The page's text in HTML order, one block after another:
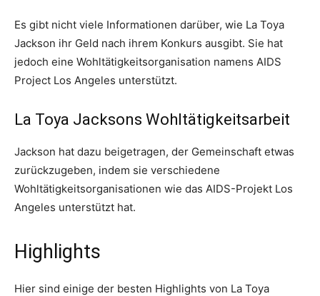
Es gibt nicht viele Informationen darüber, wie La Toya
Jackson ihr Geld nach ihrem Konkurs ausgibt. Sie hat
jedoch eine Wohltätigkeitsorganisation namens AIDS
Project Los Angeles unterstützt.
La Toya Jacksons Wohltätigkeitsarbeit
Jackson hat dazu beigetragen, der Gemeinschaft etwas
zurückzugeben, indem sie verschiedene
Wohltätigkeitsorganisationen wie das AIDS-Projekt Los
Angeles unterstützt hat.
Highlights
Hier sind einige der besten Highlights von La Toya